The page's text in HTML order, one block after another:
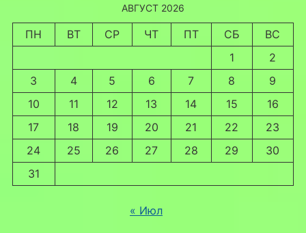
АВГУСТ 2026
ПН ВТ СР ЧТ ПТ СБ
ВС
1
2
3
4 5 6 7 8
9
10
11 12 13 14 15
16
17
18 19 20 21 22
23
24
25 26 27 28 29
30
31
« Июл